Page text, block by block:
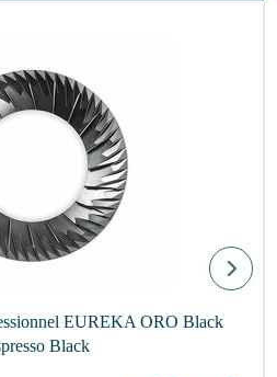
EUREKA ORO Black
Black